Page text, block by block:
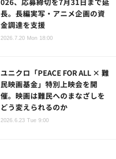
長。長編実写・アニメ企画の資
金調達を支援
2026.7.20 Mon 18:00
ユニクロ「PEACE FOR ALL × 難
民映画基金」特別上映会を開
催。映画は難民へのまなざしを
どう変えられるのか
2026.6.23 Tue 9:00